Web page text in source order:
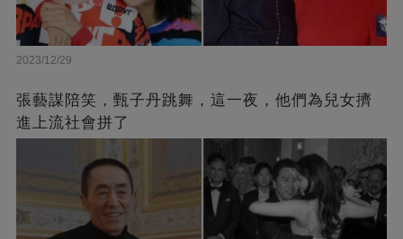
2023/12/29
張藝謀陪笑，甄子丹跳舞，這一夜，他們為兒女擠
進上流社會拼了